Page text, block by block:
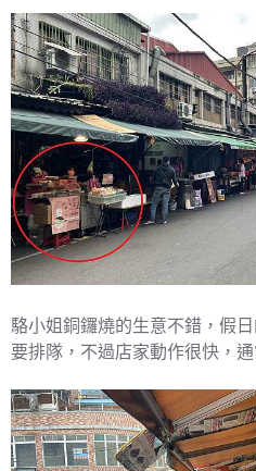
駱小姐銅鑼燒的生意不錯，假
要排隊，不過店家動作很快，